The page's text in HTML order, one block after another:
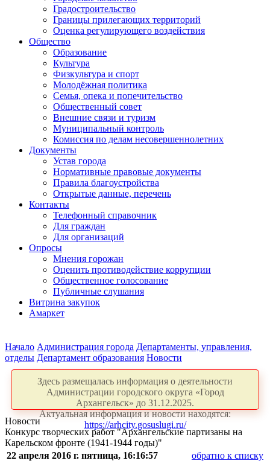
Градостроительство
Границы прилегающих территорий
Оценка регулирующего воздействия
Общество
Образование
Культура
Физкультура и спорт
Молодёжная политика
Семья, опека и попечительство
Общественный совет
Внешние связи и туризм
Муниципальный контроль
Комиссия по делам несовершеннолетних
Документы
Устав города
Нормативные правовые документы
Правила благоустройства
Открытые данные, перечень
Контакты
Телефонный справочник
Для граждан
Для организаций
Опросы
Мнения горожан
Оценить противодействие коррупции
Общественное голосование
Публичные слушания
Витрина закупок
Амаркет
Начало Администрация города Департаменты, управления,
отделы Департамент образования Новости
Здесь размещалась информация о деятельности
Администрации городского округа «Город
Архангельск» до 31.12.2025.
Актуальная информация и новости находятся:
https://arhcity.gosuslugi.ru/
Новости
Конкурс творческих работ "Архангельские партизаны на
Карельском фронте (1941-1944 годы)"
22 апреля 2016 г. пятница, 16:16:57
обратно к списку